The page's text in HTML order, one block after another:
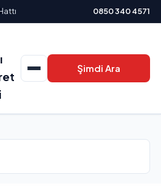
0850 340 4571
Şimdi Ara